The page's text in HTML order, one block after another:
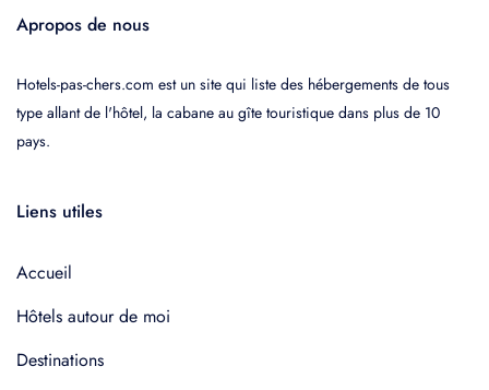
Apropos de nous
Hotels-pas-chers.com est un site qui liste des hébergements de tous
type allant de l'hôtel, la cabane au gîte touristique dans plus de 10
pays.
Liens utiles
Accueil
Hôtels autour de moi
Destinations